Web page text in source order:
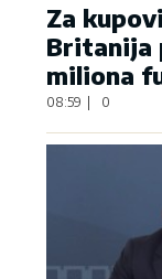
Za
Britanija
miliona
08:59 | 0